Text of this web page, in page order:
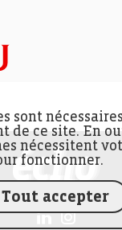
sont
de ce site. En
nécessitent
fonctionner.
Tout accepter